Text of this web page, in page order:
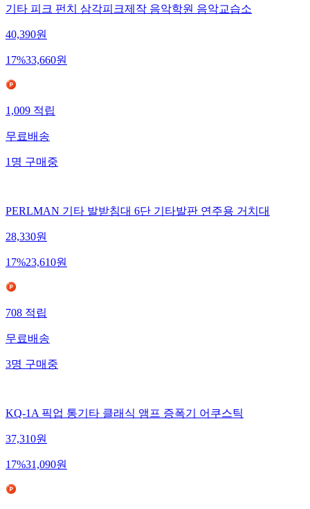
기타 피크 펀치 삼각피크제작 음악학원 음악교습소
40,390원
17%33,660원
1,009적립
무료배송
1명구매중
PERLMAN 기타 발받침대 6단 기타발판 연주용 거치대
28,330원
17%23,610원
708적립
무료배송
3명구매중
KQ-1A 픽업 통기타 클래식 앰프 증폭기 어쿠스틱
37,310원
17%31,090원